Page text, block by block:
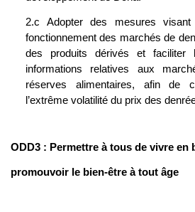
2.c Adopter des mesures
fonctionnement des marchés de
des produits dérivés et faciliter
informations relatives aux
réserves alimentaires, afin de
l’extrême volatilité du prix des
ODD3 : Permettre à tous de vivre en
promouvoir le bien-être à tout âge